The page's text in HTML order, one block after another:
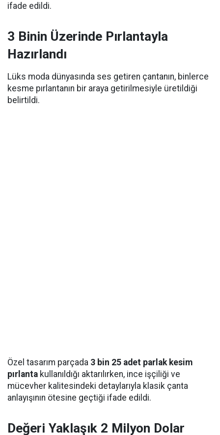
ifade edildi.
3 Binin Üzerinde Pırlantayla
Hazırlandı
Lüks moda dünyasında ses getiren çantanın, binlerce
kesme pırlantanın bir araya getirilmesiyle üretildiği
belirtildi.
Özel tasarım parçada 3 bin 25 adet parlak kesim
pırlanta kullanıldığı aktarılırken, ince işçiliği ve
mücevher kalitesindeki detaylarıyla klasik çanta
anlayışının ötesine geçtiği ifade edildi.
Değeri Yaklaşık 2 Milyon Dolar